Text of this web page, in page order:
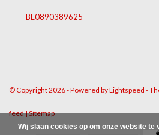
BE0890389625
© Copyright 2026 - Powered byLightspeed -
feed|Sitemap
Wij slaan cookies op om onze website